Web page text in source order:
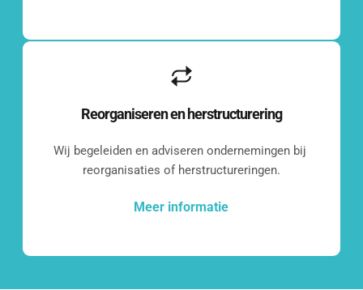
Even kennismaken?
Benieuwd wat we voor jouw bedrijf
kunnen betekenen?
kennismakingsgesprek inplannen.
Contact opnemen
Reorganiseren en herstructurering
Wij begeleiden en adviseren ondernemingen bij
reorganisaties of herstructureringen.
Meer informatie